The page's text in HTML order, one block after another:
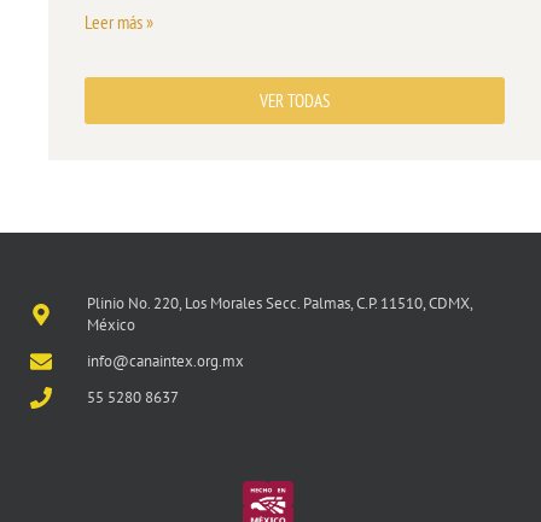
Leer más »
VER TODAS
Plinio No. 220, Los Morales Secc. Palmas, C.P. 11510, CDMX,
México
info@canaintex.org.mx
55 5280 8637